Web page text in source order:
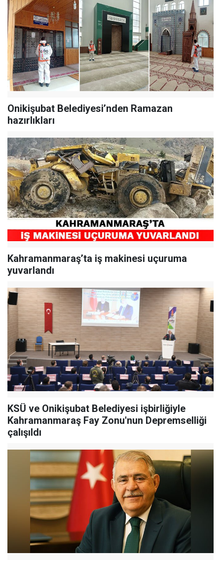
Onikişubat Belediyesi’nden Ramazan
hazırlıkları
Kahramanmaraş’ta iş makinesi uçuruma
yuvarlandı
KSÜ ve Onikişubat Belediyesi işbirliğiyle
Kahramanmaraş Fay Zonu'nun Depremselliği
çalışıldı